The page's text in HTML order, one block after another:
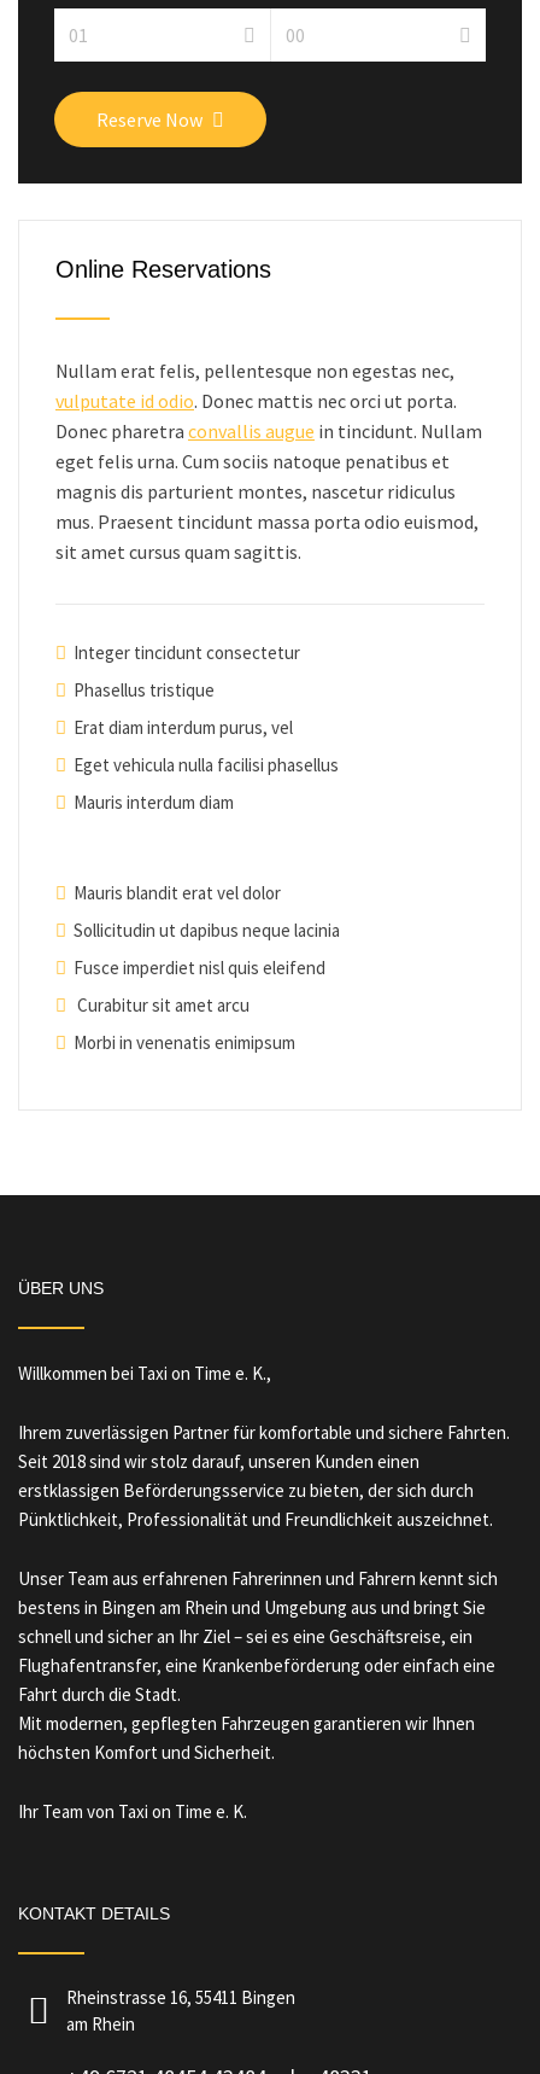
Reserve Now
Online Reservations
Nullam erat felis, pellentesque non egestas nec,
vulputate id odio. Donec mattis nec orci ut porta.
Donec pharetra convallis augue in tincidunt. Nullam
eget felis urna. Cum sociis natoque penatibus et
magnis dis parturient montes, nascetur ridiculus
mus. Praesent tincidunt massa porta odio euismod,
sit amet cursus quam sagittis.
Integer tincidunt consectetur
Phasellus tristique
Erat diam interdum purus, vel
Eget vehicula nulla facilisi phasellus
Mauris interdum diam
Mauris blandit erat vel dolor
Sollicitudin ut dapibus neque lacinia
Fusce imperdiet nisl quis eleifend
Curabitur sit amet arcu
Morbi in venenatis enimipsum
ÜBER UNS
Willkommen bei Taxi on Time e. K.,
Ihrem zuverlässigen Partner für komfortable und sichere Fahrten.
Seit 2018 sind wir stolz darauf, unseren Kunden einen
erstklassigen Beförderungsservice zu bieten, der sich durch
Pünktlichkeit, Professionalität und Freundlichkeit auszeichnet.
Unser Team aus erfahrenen Fahrerinnen und Fahrern kennt sich
bestens in Bingen am Rhein und Umgebung aus und bringt Sie
schnell und sicher an Ihr Ziel – sei es eine Geschäftsreise, ein
Flughafentransfer, eine Krankenbeförderung oder einfach eine
Fahrt durch die Stadt.
Mit modernen, gepflegten Fahrzeugen garantieren wir Ihnen
höchsten Komfort und Sicherheit.
Ihr Team von Taxi on Time e. K.
KONTAKT DETAILS
Rheinstrasse 16, 55411 Bingen
am Rhein